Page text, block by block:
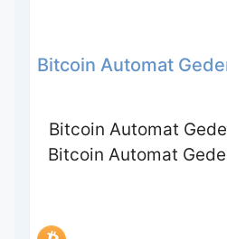
Bitcoin Automat
Bitcoin Automat
Bitcoin Automat